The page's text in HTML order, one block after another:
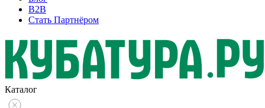
B2B
Стать Партнёром
Каталог